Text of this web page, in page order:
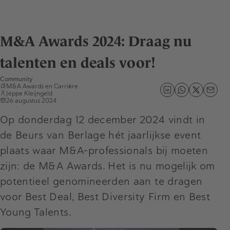
M&A Awards 2024: Draag nu
talenten en deals voor!
Community
M&A Awards en Carrière
Jeppe Kleijngeld
26 augustus 2024
Op donderdag 12 december 2024 vindt in
de Beurs van Berlage hét jaarlijkse event
plaats waar M&A-professionals bij moeten
zijn: de M&A Awards. Het is nu mogelijk om
potentieel genomineerden aan te dragen
voor Best Deal, Best Diversity Firm en Best
Young Talents.